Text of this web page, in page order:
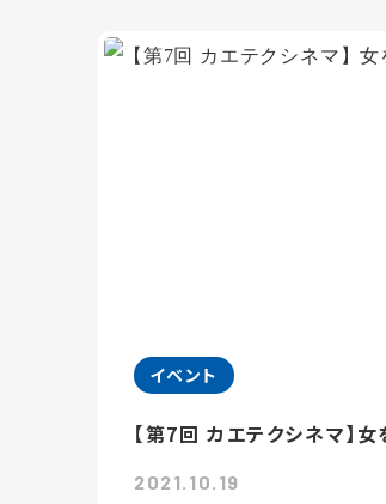
イベント
【第7回 カエテクシネマ】
2021.10.19